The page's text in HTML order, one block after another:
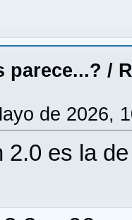
parece...? /
de 2026,
2.0 es la